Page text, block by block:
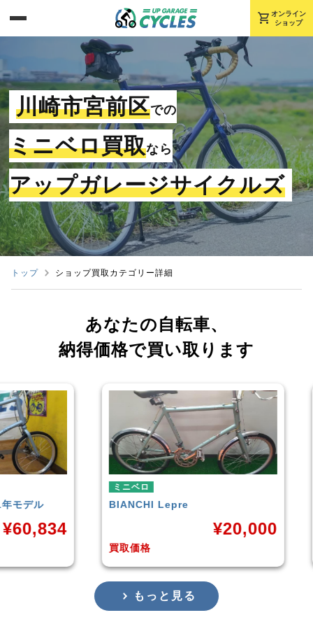
shopping_cart オンライン
ショップ
川崎市宮前区での
ミニベロ買取なら
アップガレージサイクルズ
トップ ショップ買取カテゴリー詳細
あなたの自転車、
納得価格で買い取ります
¥20,000
ミニベロ
ternSURGE 2021年モデル
買取価格
¥33,249
もっと見る